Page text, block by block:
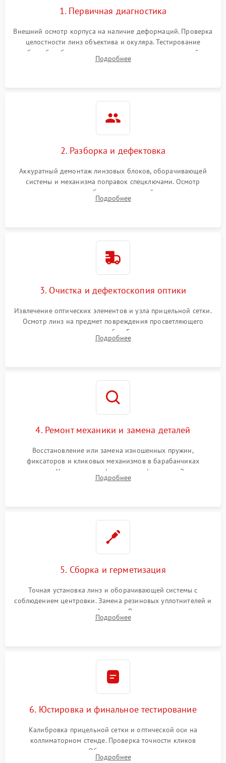
1. Первичная диагностика
Внешний осмотр корпуса на наличие деформаций. Проверка
целостности линз объектива и окуляра. Тестирование
работы барабанчиков ввода поправок, кольца отстройки
параллакса и зума. Выявление сколов, внутренних
Подробнее
2. Разборка и дефектовка
Аккуратный демонтаж линзовых блоков, оборачивающей
системы и механизма поправок спецключами. Осмотр
внутренних резьбовых соединений, пружин и
уплотнительных колец. Поиск причин люфта, смещения
Подробнее
3. Очистка и дефектоскопия оптики
Извлечение оптических элементов и узла прицельной сетки.
Осмотр линз на предмет повреждения просветляющего
покрытия или появления грибка. Бережная очистка стекол
спецрастворами. Проверка целостности гравированной
Подробнее
4. Ремонт механики и замена деталей
Восстановление или замена изношенных пружин,
фиксаторов и кликовых механизмов в барабанчиках
поправок. Устранение люфтов в трансфокаторе. Замена
поврежденных линз, разбитой сетки или восстановление
Подробнее
5. Сборка и герметизация
Точная установка линз и оборачивающей системы с
соблюдением центровки. Замена резиновых уплотнителей и
нанесение влагозащитной смазки. Вакуумирование корпуса
и заполнение его осушенным азотом или аргоном для
Подробнее
6. Юстировка и финальное тестирование
Калибровка прицельной сетки и оптической оси на
коллиматорном стенде. Проверка точности кликов
механизма поправок. Обязательное испытание прицела на
Подробнее